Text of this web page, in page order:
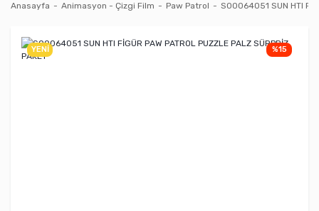
Anasayfa Animasyon - Çizgi Film Paw Patrol S00064051 SUN HTI
YENİ %15